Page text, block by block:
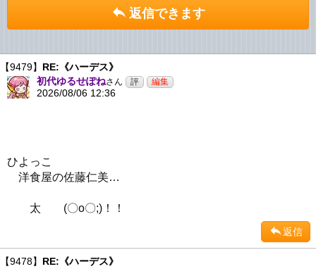
返信できます
【9479】 RE:《ハーデス》
初代ゆるせぽねさん
2026/08/06 12:36
ひよっこ
洋食屋の佐藤仁美…
太 (〇o〇;)！！
返信
【9478】 RE:《ハーデス》